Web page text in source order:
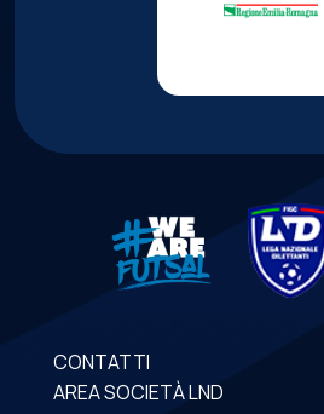
CONTATTI
AREA SOCIETÀ LND